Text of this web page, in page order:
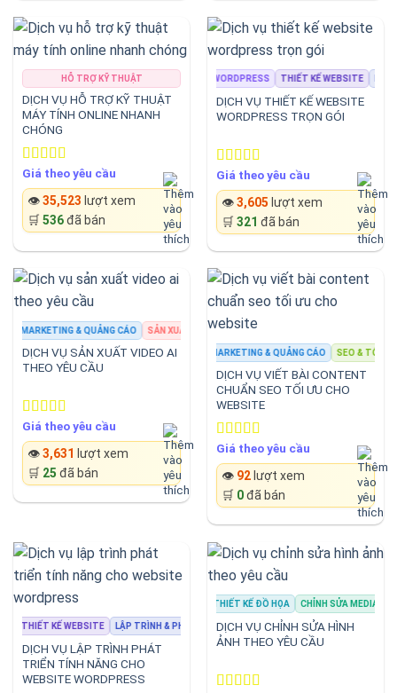
HỖ TRỢ KỸ THUẬT
DỊCH VỤ HỖ TRỢ KỸ THUẬT
MÁY TÍNH ONLINE NHANH
CHÓNG
Rated5.00
out of 5
Giá theo yêu cầu
👁️35,523 lượt xem
🛒 536đã bán
WORDPRESS THIẾT KẾ WEBSITE
DỊCH VỤ THIẾT KẾ WEBSITE
WORDPRESS TRỌN GÓI
Rated5.00
out of 5
Giá theo yêu cầu
👁️3,605 lượt xem
🛒 321 đã bán
MARKETING & QUẢNG CÁO SẢN XUẤT NỘI DUNG MARKETING & QUẢNG CÁO
DỊCH VỤ SẢN XUẤT VIDEO AI
THEO YÊU CẦU
Rated5.00
out of 5
Giá theo yêu cầu
👁️3,631 lượt xem
🛒 25 đã bán
MARKETING & QUẢNG CÁO SEO & TỐI ƯU
DỊCH VỤ VIẾT BÀI CONTENT
CHUẨN SEO TỐI ƯU CHO
WEBSITE
Rated4.33
out of 5
Giá theo yêu cầu
👁️ 92lượt xem
🛒 0đã bán
THIẾT KẾ WEBSITE LẬP TRÌNH & PHÁT TRIỂN THIẾT KẾ WEBSITE LẬP TRÌNH &
DỊCH VỤ LẬP TRÌNH PHÁT
TRIỂN TÍNH NĂNG CHO
WEBSITE WORDPRESS
THIẾT KẾ ĐỒ HỌA CHỈNH SỬA MEDIA
DỊCH VỤ CHỈNH SỬA HÌNH
ẢNH THEO YÊU CẦU